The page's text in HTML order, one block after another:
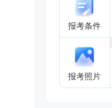
报考条件
报考照片